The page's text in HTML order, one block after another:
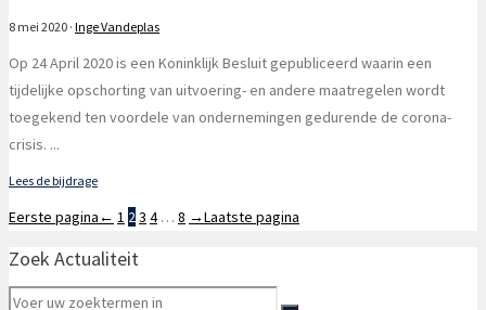
8 mei 2020 · Inge Vandeplas
Op 24 April 2020 is een Koninklijk Besluit gepubliceerd waarin een
tijdelijke opschorting van uitvoering- en andere maatregelen wordt
toegekend ten voordele van ondernemingen gedurende de corona-
crisis. ...
Lees de bijdrage
Eerste pagina ← 1 23 4 … 8 →Laatste pagina
Zoek Actualiteit